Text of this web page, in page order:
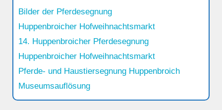
Bilder der Pferdesegnung
Huppenbroicher Hofweihnachtsmarkt
14. Huppenbroicher Pferdesegnung
Huppenbroicher Hofweihnachtsmarkt
Pferde- und Haustiersegnung Huppenbroich
Museumsauflösung